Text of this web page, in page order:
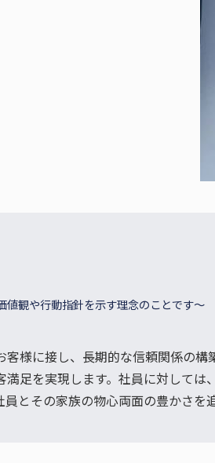
観や行動指針を示す理念のことです～
様に接し、長期的な信頼関係の
足を実現します。社員に対して
とその家族の物心両面の豊かさを